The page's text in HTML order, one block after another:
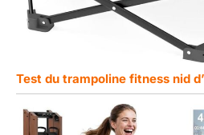
Test du trampoline fitness nid